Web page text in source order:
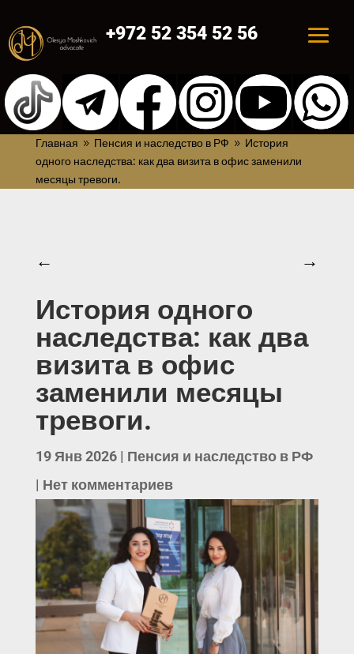
+972 52 354 52 56
Главная 9 Пенсия и наследство в РФ 9 История
одного наследства: как два визита в офис заменили
месяцы тревоги.
← →
История одного
наследства: как два
визита в офис
заменили месяцы
тревоги.
19 Янв 2026| Пенсия и наследство в РФ
| Нет комментариев